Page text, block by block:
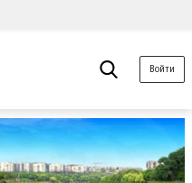
Войти